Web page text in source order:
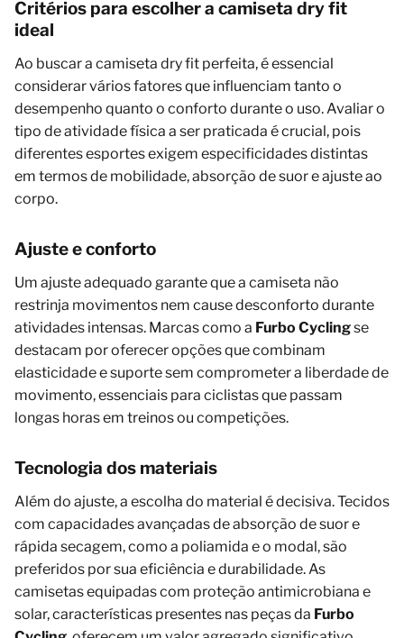
Critérios para escolher a camiseta dry fit
ideal
Ao buscar a camiseta dry fit perfeita, é essencial
considerar vários fatores que influenciam tanto o
desempenho quanto o conforto durante o uso. Avaliar o
tipo de atividade física a ser praticada é crucial, pois
diferentes esportes exigem especificidades distintas
em termos de mobilidade, absorção de suor e ajuste ao
corpo.
Ajuste e conforto
Um ajuste adequado garante que a camiseta não
restrinja movimentos nem cause desconforto durante
atividades intensas. Marcas como a Furbo Cyclingse
destacam por oferecer opções que combinam
elasticidade e suporte sem comprometer a liberdade de
movimento, essenciais para ciclistas que passam
longas horas em treinos ou competições.
Tecnologia dos materiais
Além do ajuste, a escolha do material é decisiva. Tecidos
com capacidades avançadas de absorção de suor e
rápida secagem, como a poliamida e o modal, são
preferidos por sua eficiência e durabilidade. As
camisetas equipadas com proteção antimicrobiana e
solar, características presentes nas peças da Furbo